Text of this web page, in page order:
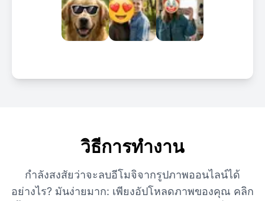
วิธีการทำงาน
กำลังสงสัยว่าจะลบอีโมจิจากรูปภาพออนไลน์ได้
อย่างไร? มันง่ายมาก: เพียงอัปโหลดภาพของคุณ คลิก